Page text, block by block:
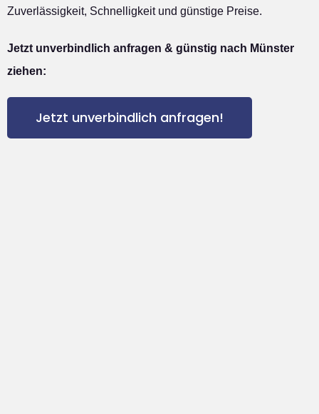
Zuverlässigkeit, Schnelligkeit und günstige Preise.
Jetzt unverbindlich anfragen & günstig nach Münster
ziehen:
Jetzt unverbindlich anfragen!